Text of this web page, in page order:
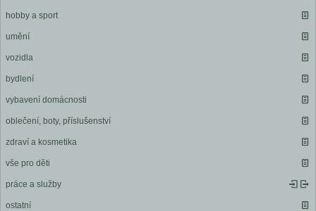
hobby a sport
umění
vozidla
bydlení
vybavení domácnosti
oblečení, boty, příslušenství
zdraví a kosmetika
vše pro děti
práce a služby
ostatní